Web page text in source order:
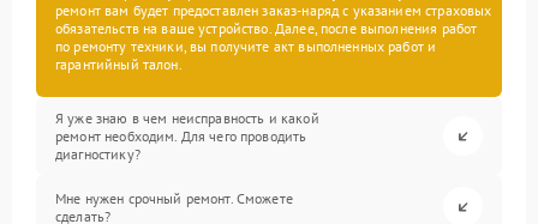
ремонт вам будет предоставлен заказ-наряд с указанием страховых
обязательств на ваше устройство. Далее, после выполнения работ
по ремонту техники, вы получите акт выполненных работ и
гарантийный талон.
Я уже знаю в чем неисправность и какой
ремонт необходим. Для чего проводить
диагностику?
Мне нужен срочный ремонт. Сможете
сделать?